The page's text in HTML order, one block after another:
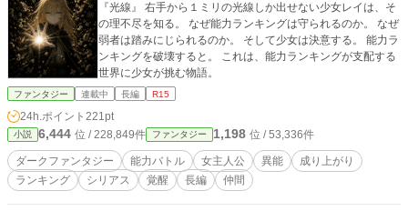
『光線』 右手から１ミリの光線しか出せない少女レイは、そ
の理不尽を知る。 なぜ能力ランキングは守られるのか。 なぜ
弱者は踏みにじられるのか。 そして少女は決意する。 能力ラ
ンキングを破壊すると。 これは、能力ランキングが支配する
世界に少女が挑む物語。
ファンタジー 連載中 長編 R15
24h.ポイント 221pt
小説 6,444 位 / 228,849件 ファンタジー 1,198 位 / 53,336件
ダークファンタジー 能力バトル 女主人公 異能
成り上がり
ランキング
シリアス 覚醒 長編 仲間